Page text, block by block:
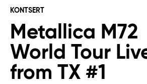
#1
KONTSERT
Metallica M72
World Tour
from TX #1